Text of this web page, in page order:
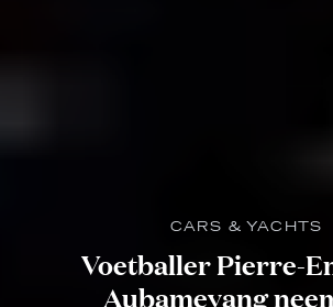
CARS & YACHTS
Voetballer Pierre-
Aubameyang